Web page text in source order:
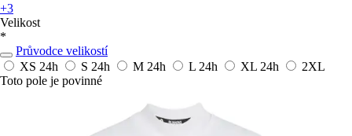
+3
Velikost
*
Průvodce velikostí
XS 24h S 24h M 24h L 24h XL 24h
2XL
Toto pole je povinné